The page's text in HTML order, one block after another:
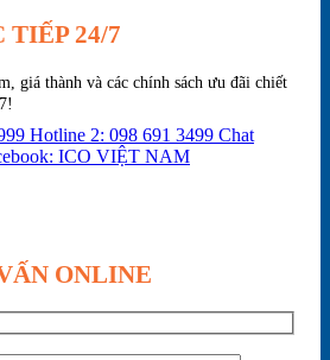
TIẾP 24/7
giá thành và các chính sách ưu đãi chiết
Hotline 2: 098 691 3499 Chat
ICO VIỆT NAM
ONLINE